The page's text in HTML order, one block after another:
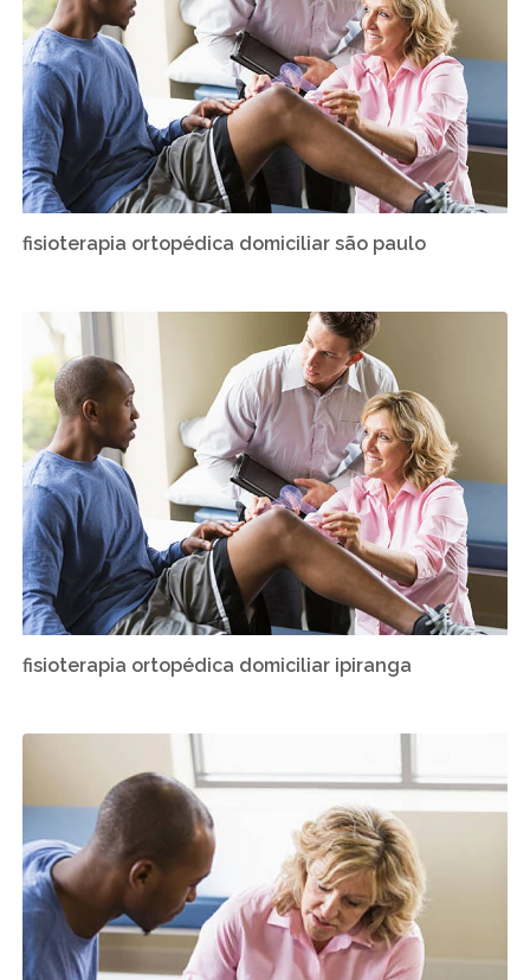
fisioterapia ortopédica domiciliar são paulo
fisioterapia ortopédica domiciliar ipiranga